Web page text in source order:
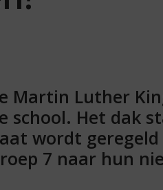
Martin Luther
school. Het dak
wordt
7 naar hun